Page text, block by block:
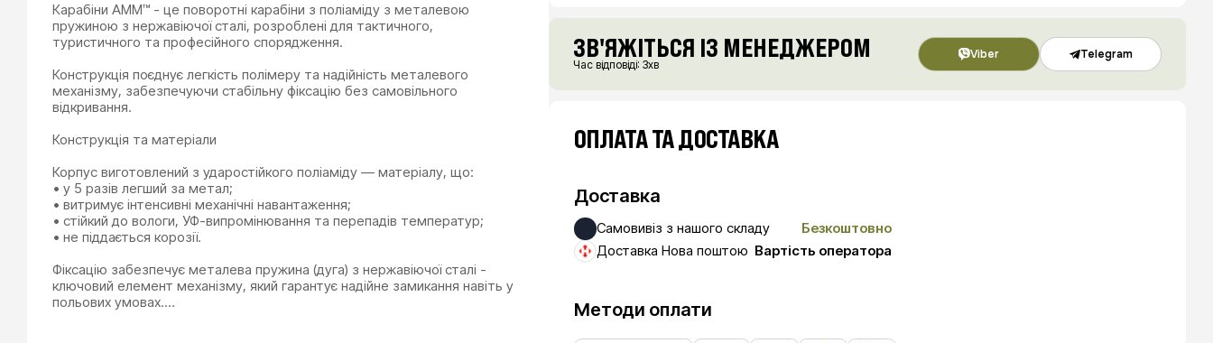
Карабіни AMM™ - це поворотні карабіни з поліаміду з металевою
пружиною з нержавіючої сталі, розроблені для тактичного,
туристичного та професійного спорядження.
Конструкція поєднує легкість полімеру та надійність металевого
механізму, забезпечуючи стабільну фіксацію без самовільного
відкривання.
Конструкція та матеріали
Корпус виготовлений з ударостійкого поліаміду — матеріалу, що:
• у 5 разів легший за метал;
• витримує інтенсивні механічні навантаження;
• стійкий до вологи, УФ-випромінювання та перепадів температур;
• не піддається корозії.
Фіксацію забезпечує металева пружина (дуга) з нержавіючої сталі -
ключовий елемент механізму, який гарантує надійне замикання навіть у
польових умовах.…
ЗВ'ЯЖІТЬСЯ ІЗ МЕНЕДЖЕРОМ
Час відповіді: 3хв
Viber Telegram
ОПЛАТА ТА ДОСТАВКА
Доставка
Самовивіз з нашого складу
Безкоштовно
Доставка Нова поштою Вартість оператора
Методи оплати